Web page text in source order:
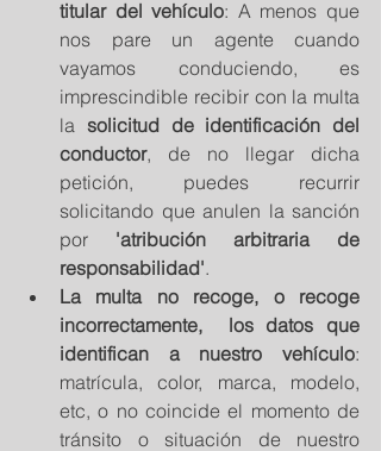
titular del vehículo: A menos que
nos pare un agente cuando
vayamos conduciendo, es
imprescindible recibir con la multa
la solicitud de identificación del
conductor, de no llegar dicha
petición, puedes recurrir
solicitando que anulen la sanción
por 'atribución arbitraria de
responsabilidad'.
La multa no recoge, o recoge
incorrectamente,  los datos que
identifican a nuestro vehículo:
matrícula, color, marca, modelo,
etc, o no coincide el momento de
tránsito o situación de nuestro